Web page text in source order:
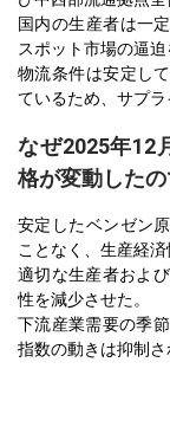
国内の生産者は一
スポット市場の逼迫
物流条件は安定し
ているため、サプラ
なぜ2025年12
格が変動したの
安定したベンゼン
ことなく、生産経済
適切な生産者およ
性を減少させた。
下流産業需要の季
指数の動きは抑制さ